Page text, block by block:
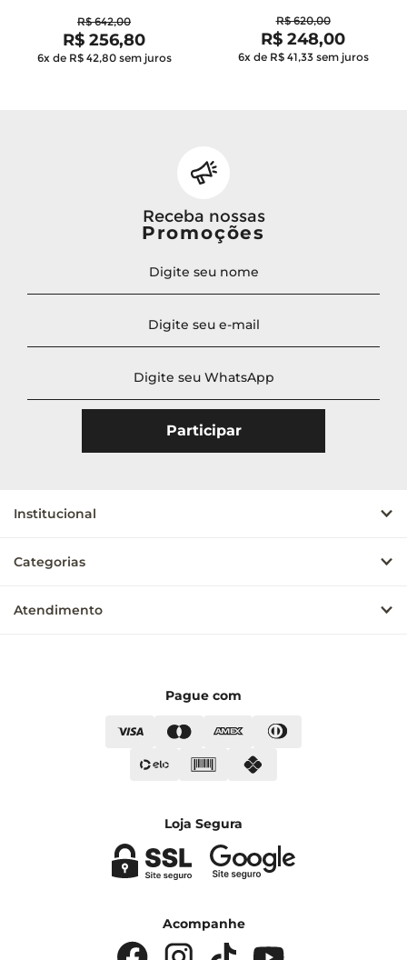
R$ 642,00
R$ 256,80
6x de R$ 42,80 sem juros
R$ 620,00
R$ 248,00
6x de R$ 41,33 sem juros
Receba nossas
Promoções
Institucional
Categorias
Atendimento
Pague com
Loja Segura
Acompanhe